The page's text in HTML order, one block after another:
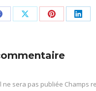
PartagerPartager
Pinterest
ne sera pas publiée Champs